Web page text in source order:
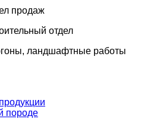
продаж
отдел
ландшафтные работы
породе